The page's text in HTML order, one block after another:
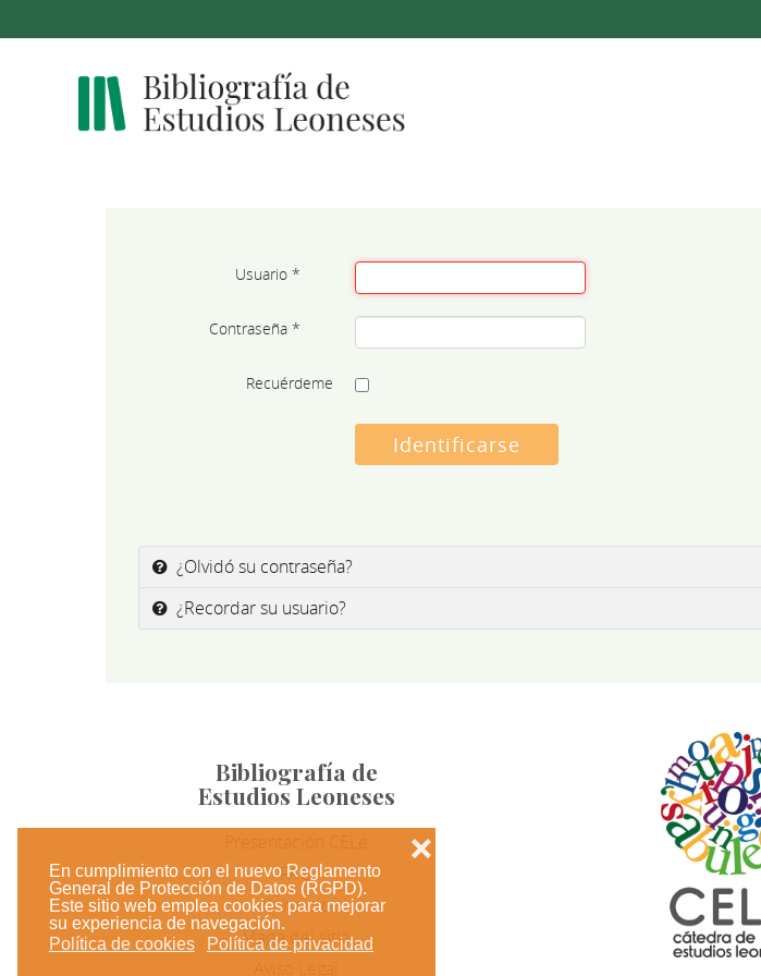
En cumplimiento con el nuevo Reglamento
General de Protección de Datos (RGPD).
Este sitio web emplea cookies para mejorar
su experiencia de navegación.
Política de cookies
Política de privacidad
❌
Usuario *
Contraseña *
Recuérdeme
Identificarse
¿Olvidó su contraseña?
¿Recordar su usuario?
Bibliografía de
Estudios Leoneses
FAQ
Contacto
Mapa del sitio